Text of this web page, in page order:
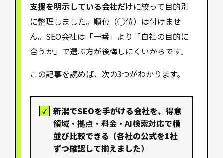
支援を明示している会社だけに絞って目的別
に整理しました。順位（◯位）は付けませ
ん。SEO会社は「一番」より「自社の目的に
合うか」で選ぶ方が後悔しにくいからです。
この記事を読めば、次の3つがわかります。
新潟でSEOを手がける会社を、得意
領域・拠点・料金・AI検索対応で横
並び比較できる（各社の公式を1社
ずつ確認して揃えました）